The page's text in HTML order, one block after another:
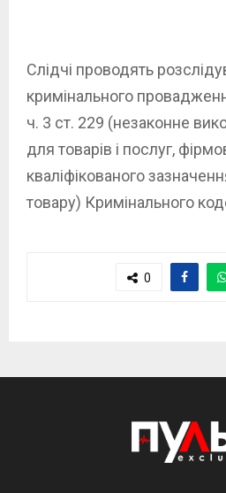
Слідчі проводять
кримінального
ч. 3 ст. 229 (незаконне
для товарів і послуг,
кваліфікованого
товару) Кримінального
0